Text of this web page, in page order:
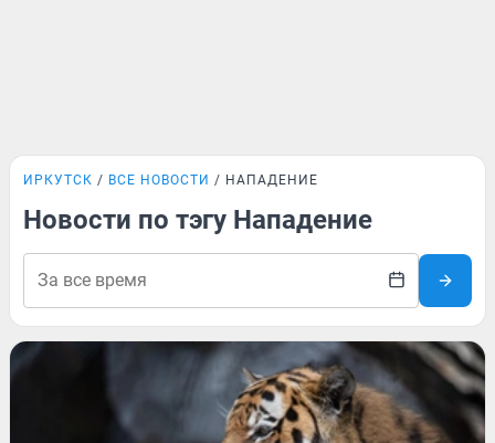
ИРКУТСК ВСЕ НОВОСТИ НАПАДЕНИЕ
Новости по тэгу Нападение